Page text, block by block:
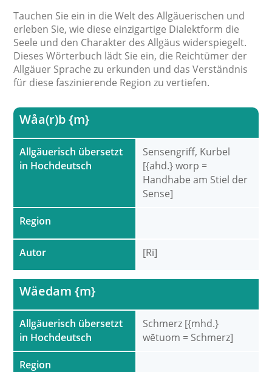
Tauchen Sie ein in die Welt des Allgäuerischen und
erleben Sie, wie diese einzigartige Dialektform die
Seele und den Charakter des Allgäus widerspiegelt.
Dieses Wörterbuch lädt Sie ein, die Reichtümer der
Allgäuer Sprache zu erkunden und das Verständnis
für diese faszinierende Region zu vertiefen.
Allgäuerisch übersetzt
in Hochdeutsch
Region
Autor
Wåa(r)b {m}
Sensengriff, Kurbel
[{ahd.} worp =
Handhabe am Stiel der
Sense]
[Ri]
Allgäuerisch übersetzt
in Hochdeutsch
Region
Wäedam {m}
Schmerz [{mhd.}
wētuom = Schmerz]